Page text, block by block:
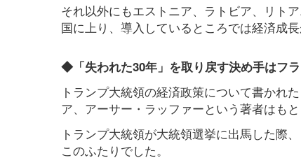
それ以外にもエストニア、ラトビア、リト
国に上り、導入しているところでは経済成長
◆「失われた30年」を取り戻す決め手はフ
トランプ大統領の経済政策について書かれ
ア、アーサー・ラッファーという著者はも
トランプ大統領が大統領選挙に出馬した際
このふたりでした。